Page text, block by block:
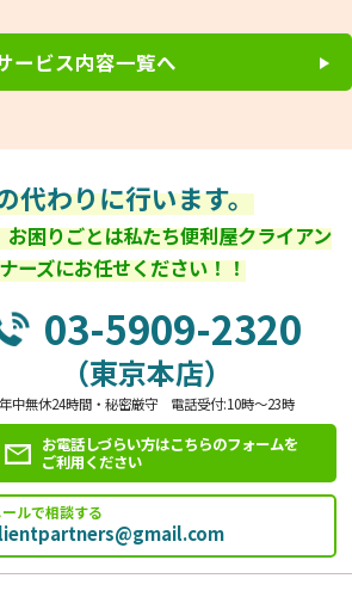
ービス内容一覧へ
代わりに行います。
困りごとは私たち便利屋クライアン
ーズにお任せください！！
03-5909-2320
（東京本店）
年中無休24時間・秘密厳守 電話受付:10時～23時
お電話しづらい方はこちらのフォームを
ご利用ください
ールで相談する